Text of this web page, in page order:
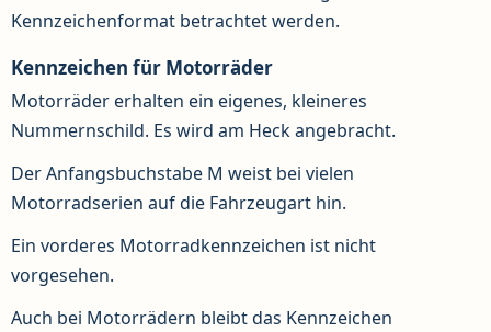
Kennzeichenformat betrachtet werden.
Kennzeichen für Motorräder
Motorräder erhalten ein eigenes, kleineres
Nummernschild. Es wird am Heck angebracht.
Der Anfangsbuchstabe M weist bei vielen
Motorradserien auf die Fahrzeugart hin.
Ein vorderes Motorradkennzeichen ist nicht
vorgesehen.
Auch bei Motorrädern bleibt das Kennzeichen